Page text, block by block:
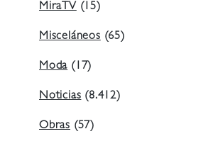
MiraTV (15)
Misceláneos (65)
Moda (17)
Noticias (8.412)
Obras (57)